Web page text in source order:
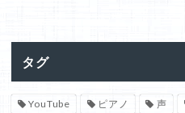
タグ
YouTube ピアノ 声